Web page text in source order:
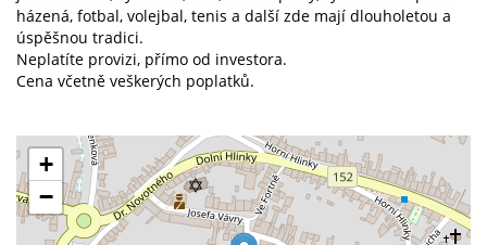
házená, fotbal, volejbal, tenis a další zde mají dlouholetou a
úspěšnou tradici.
Neplatíte provizi, přímo od investora.
Cena včetně veškerých poplatků.
+
−